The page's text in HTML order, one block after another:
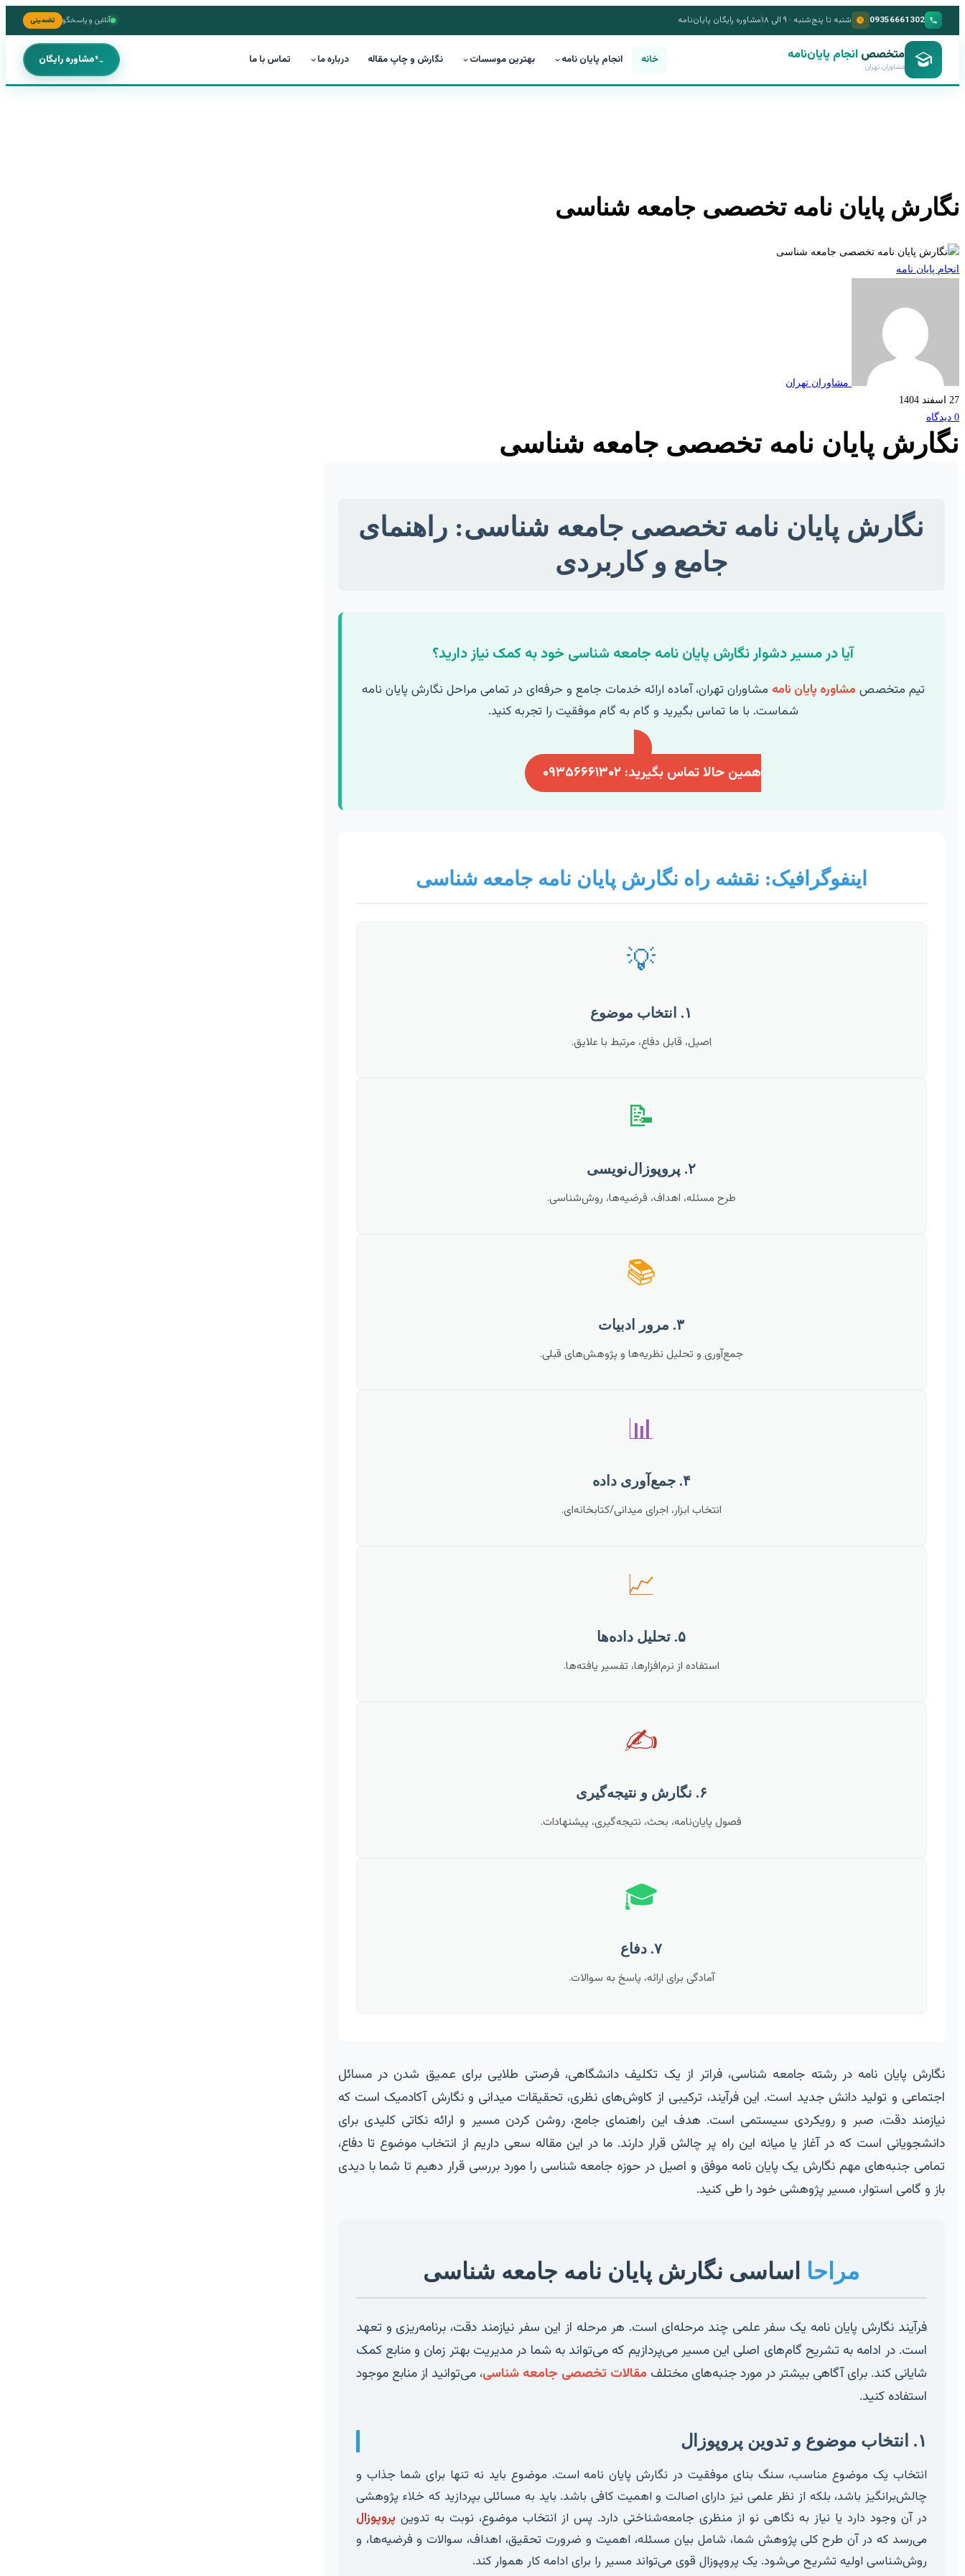
09356661302 شنبه تا پنج‌شنبه · ۹ الی ۱۸ مشاوره رایگان پایان‌نامه آنلاین و پاسخگو تضمینی
متخصص انجام پایان‌نامه
مشاوران تهران خانه انجام پایان نامه بهترین موسسات نگارش و چاپ مقاله درباره ما تماس با ما مشاوره رایگان
نگارش پایان نامه تخصصی جامعه شناسی
انجام پایان نامه
مشاوران تهران
27 اسفند 1404
0 دیدگاه
نگارش پایان نامه تخصصی جامعه شناسی
نگارش پایان نامه تخصصی جامعه شناسی: راهنمای
جامع و کاربردی
آیا در مسیر دشوار نگارش پایان نامه جامعه شناسی خود به کمک نیاز دارید؟
تیم متخصص مشاوره پایان نامه مشاوران تهران، آماده ارائه خدمات جامع و حرفه‌ای در تمامی مراحل نگارش پایان نامه
شماست. با ما تماس بگیرید و گام به گام موفقیت را تجربه کنید.
همین حالا تماس بگیرید: ۰۹۳۵۶۶۶۱۳۰۲
اینفوگرافیک: نقشه راه نگارش پایان نامه جامعه شناسی
💡
۱. انتخاب موضوع
اصیل، قابل دفاع، مرتبط با علایق.
📝
۲. پروپوزال‌نویسی
طرح مسئله، اهداف، فرضیه‌ها، روش‌شناسی.
📚
۳. مرور ادبیات
جمع‌آوری و تحلیل نظریه‌ها و پژوهش‌های قبلی.
📊
۴. جمع‌آوری داده
انتخاب ابزار، اجرای میدانی/کتابخانه‌ای.
📈
۵. تحلیل داده‌ها
استفاده از نرم‌افزارها، تفسیر یافته‌ها.
✍️
۶. نگارش و نتیجه‌گیری
فصول پایان‌نامه، بحث، نتیجه‌گیری، پیشنهادات.
🎓
۷. دفاع
آمادگی برای ارائه، پاسخ به سوالات.
نگارش پایان نامه در رشته جامعه شناسی، فراتر از یک تکلیف دانشگاهی، فرصتی طلایی برای عمیق شدن در مسائل
اجتماعی و تولید دانش جدید است. این فرآیند، ترکیبی از کاوش‌های نظری، تحقیقات میدانی و نگارش آکادمیک است که
نیازمند دقت، صبر و رویکردی سیستمی است. هدف این راهنمای جامع، روشن کردن مسیر و ارائه نکاتی کلیدی برای
دانشجویانی است که در آغاز یا میانه این راه پر چالش قرار دارند. ما در این مقاله سعی داریم از انتخاب موضوع تا دفاع،
تمامی جنبه‌های مهم نگارش یک پایان نامه موفق و اصیل در حوزه جامعه شناسی را مورد بررسی قرار دهیم تا شما با دیدی
باز و گامی استوار، مسیر پژوهشی خود را طی کنید.
مراحا اساسی نگارش پایان نامه جامعه شناسی
فرآیند نگارش پایان نامه یک سفر علمی چند مرحله‌ای است. هر مرحله از این سفر نیازمند دقت، برنامه‌ریزی و تعهد
است. در ادامه به تشریح گام‌های اصلی این مسیر می‌پردازیم که می‌تواند به شما در مدیریت بهتر زمان و منابع کمک
شایانی کند. برای آگاهی بیشتر در مورد جنبه‌های مختلفمقالات تخصصی جامعه شناسی، می‌توانید از منابع موجود
استفاده کنید.
۱. انتخاب موضوع و تدوین پروپوزال
انتخاب یک موضوع مناسب، سنگ بنای موفقیت در نگارش پایان نامه است. موضوع باید نه تنها برای شما جذاب و
چالش‌برانگیز باشد، بلکه از نظر علمی نیز دارای اصالت و اهمیت کافی باشد. باید به مسائلی بپردازید که خلاء پژوهشی
در آن وجود دارد یا نیاز به نگاهی نو از منظری جامعه‌شناختی دارد. پس از انتخاب موضوع، نوبت به تدوین پروپوزال
می‌رسد که در آن طرح کلی پژوهش شما، شامل بیان مسئله، اهمیت و ضرورت تحقیق، اهداف، سوالات و فرضیه‌ها، و
روش‌شناسی اولیه تشریح می‌شود. یک پروپوزال قوی می‌تواند مسیر را برای ادامه کار هموار کند.